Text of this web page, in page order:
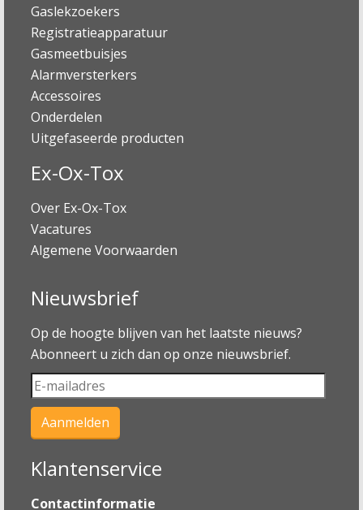
Gaslekzoekers
Registratieapparatuur
Gasmeetbuisjes
Alarmversterkers
Accessoires
Onderdelen
Uitgefaseerde producten
Ex-Ox-Tox
Over Ex-Ox-Tox
Vacatures
Algemene Voorwaarden
Nieuwsbrief
Op de hoogte blijven van het laatste nieuws?
Abonneert u zich dan op onze nieuwsbrief.
Klantenservice
Contactinformatie